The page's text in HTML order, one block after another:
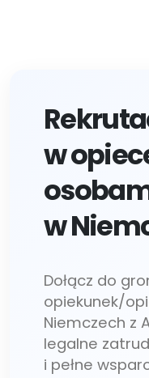
w
w
Dołącz do
opiekunek/
Niemczech z
legalne
i pełne